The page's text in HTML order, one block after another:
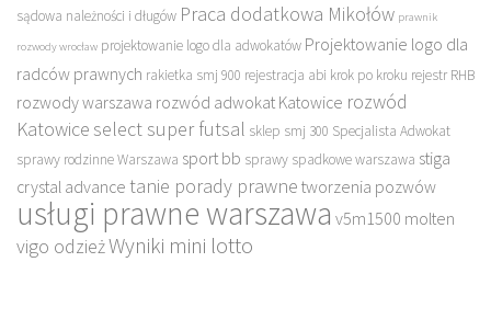
sądowa należności i długów Praca dodatkowa Mikołów prawnik
rozwody wrocław projektowanie logo dla adwokatów Projektowanie logo dla
radców prawnych rakietka smj 900 rejestracja abi krok po kroku rejestr RHB
rozwody warszawa rozwód adwokat Katowice rozwód
Katowice select super futsal sklep smj 300 Specjalista Adwokat
sprawy rodzinne Warszawa sport bb sprawy spadkowe warszawa stiga
crystal advance tanie porady prawne tworzenia pozwów
usługi prawne warszawa v5m1500 molten
vigo odzieżWyniki mini lotto